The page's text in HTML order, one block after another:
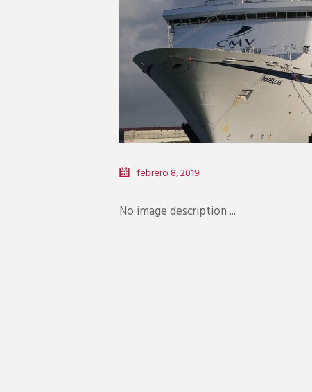
febrero 8, 2019
No image description ...